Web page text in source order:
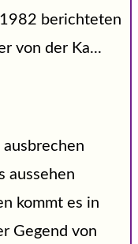
berichteten
von der Ka...
aussehen
kommt es in
Gegend von